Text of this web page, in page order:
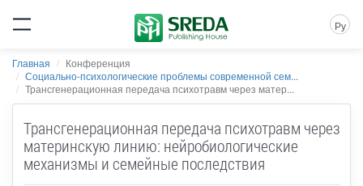
Ру
Главная
Конференция
Социально-психологические проблемы современной сем...
Трансгенерационная передача психотравм через матер...
Трансгенерационная передача психотравм через
материнскую линию: нейробиологические
механизмы и семейные последствия